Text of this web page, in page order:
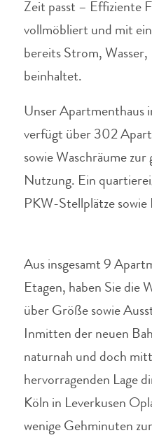
Zeit passt – Effiziente
vollmöbliert und mit
bereits Strom,
beinhaltet.
Unser Apartmenthaus
verfügt über 302
sowie Waschräume
Nutzung. Ein
PKW-Stellplätze sowie
Aus insgesamt 9
Etagen, haben Sie die
über Größe sowie
Inmitten der neuen
naturnah und doch
hervorragenden Lage
Köln in Leverkusen
wenige Gehminuten